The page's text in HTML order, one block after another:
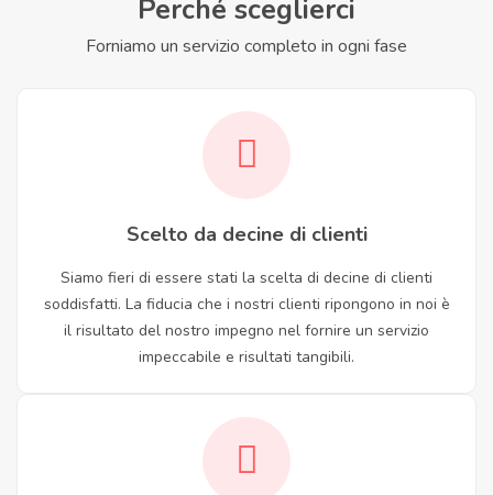
Perché sceglierci
Forniamo un servizio completo in ogni fase
Scelto da decine di clienti
Siamo fieri di essere stati la scelta di decine di clienti
soddisfatti. La fiducia che i nostri clienti ripongono in noi è
il risultato del nostro impegno nel fornire un servizio
impeccabile e risultati tangibili.